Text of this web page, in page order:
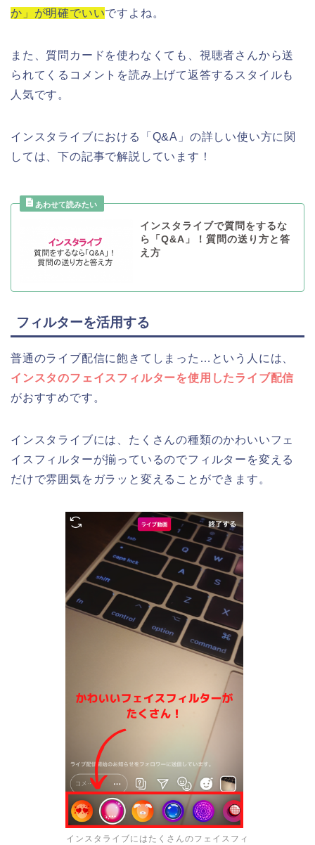
か」が明確でいいですよね。
また、質問カードを使わなくても、視聴者さんから送
られてくるコメントを読み上げて返答するスタイルも
人気です。
インスタライブにおける「Q&A」の詳しい使い方に関
しては、下の記事で解説しています！
インスタライブで質問をするな
ら「Q&A」！質問の送り方と答
え方
フィルターを活用する
普通のライブ配信に飽きてしまった…という人には、
インスタのフェイスフィルターを使用したライブ配信
がおすすめです。
インスタライブには、たくさんの種類のかわいいフェ
イスフィルターが揃っているのでフィルターを変える
だけで雰囲気をガラッと変えることができます。
インスタライブにはたくさんのフェイスフィ